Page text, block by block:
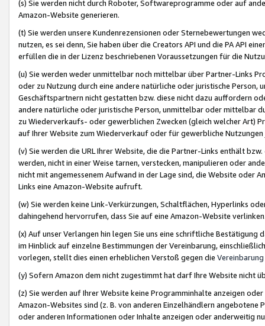
(s) Sie werden nicht durch Roboter, Softwareprogramme oder auf
Amazon-Website generieren.
(t) Sie werden unsere Kundenrezensionen oder Sternebewertungen
nutzen, es sei denn, Sie haben über die Creators API und die PA API
erfüllen die in der Lizenz beschriebenen Voraussetzungen für die
(u) Sie werden weder unmittelbar noch mittelbar über Partner-Links
oder zu Nutzung durch eine andere natürliche oder juristische
Geschäftspartnern nicht gestatten bzw. diese nicht dazu auffordern
andere natürliche oder juristische Person, unmittelbar oder mittelbar
zu Wiederverkaufs- oder gewerblichen Zwecken (gleich welcher Art)
auf Ihrer Website zum Wiederverkauf oder für gewerbliche
(v) Sie werden die URL Ihrer Website, die die Partner-Links enthält
werden, nicht in einer Weise tarnen, verstecken, manipulieren oder
nicht mit angemessenem Aufwand in der Lage sind, die Website oder
Links eine Amazon-Website aufruft.
(w) Sie werden keine Link-Verkürzungen, Schaltflächen, Hyperlinks
dahingehend hervorrufen, dass Sie auf eine Amazon-Website
(x) Auf unser Verlangen hin legen Sie uns eine schriftliche
im Hinblick auf einzelne Bestimmungen der Vereinbarung,
vorlegen, stellt dies einen erheblichen Verstoß gegen die Vereinbarung
(y) Sofern Amazon dem nicht zugestimmt hat darf Ihre Website nicht
(z) Sie werden auf Ihrer Website keine Programminhalte anzeigen
Amazon-Websites sind (z. B. von anderen Einzelhändlern
oder anderen Informationen oder Inhalte anzeigen oder anderweitig